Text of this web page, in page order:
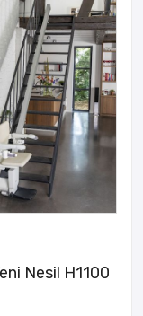
Nesil H1100